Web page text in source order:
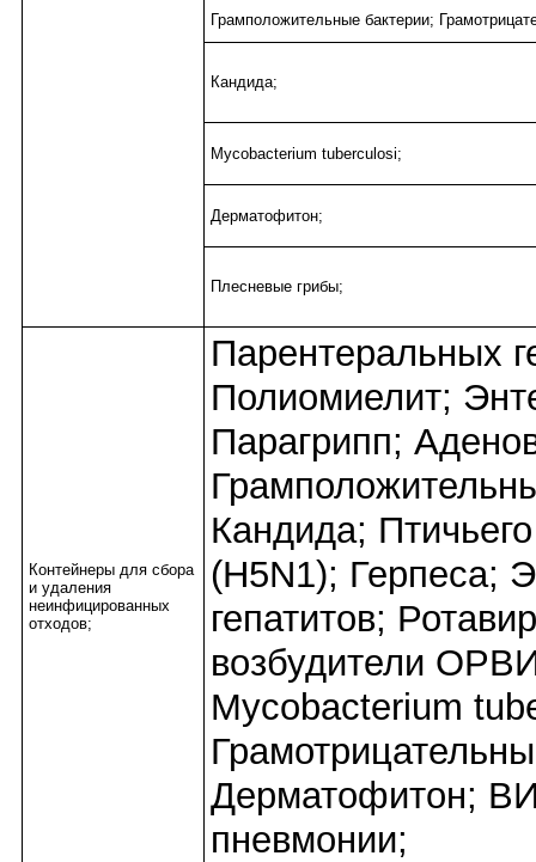
Грамположительные бактерии;
Кандида;
Mycobacterium tuberculosi;
Дерматофитон;
Плесневые грибы;
Контейнеры для сбора
и удаления
неинфицированных
отходов;
Парентеральных
Полиомиелит;
Парагрипп;
Кандида;
(H5N1); Герпеса;
гепатитов;
возбудители
Mycobacterium
Дерматофитон;
пневмонии;